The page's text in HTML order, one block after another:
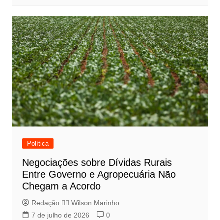
Política
Negociações sobre Dívidas Rurais
Entre Governo e Agropecuária Não
Chegam a Acordo
Redação 👨‍⚖️​ Wilson Marinho
7 de julho de 2026
0